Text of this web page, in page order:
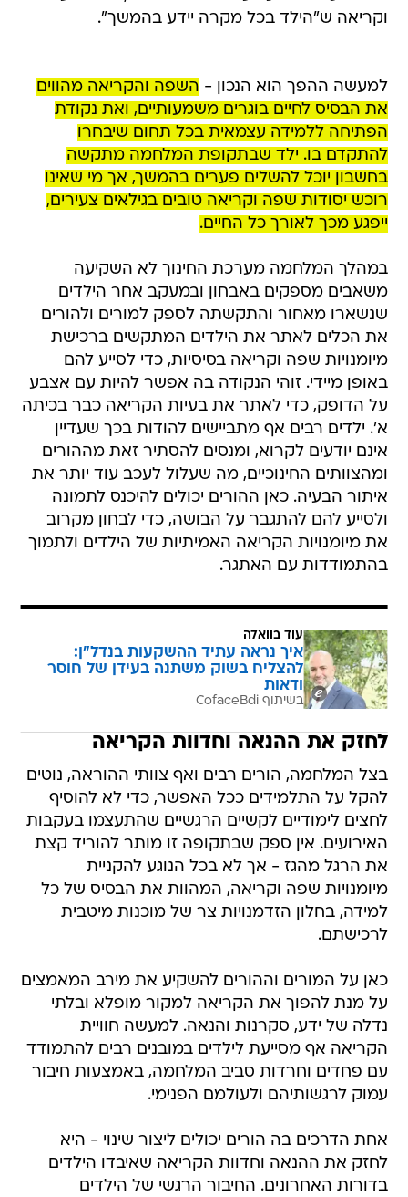
וקריאה ש"הילד בכל מקרה יידע בהמשך".
למעשה ההפך הוא הנכון - השפה והקריאה מהווים
את הבסיס לחיים בוגרים משמעותיים, ואת נקודת
הפתיחה ללמידה עצמאית בכל תחום שיבחרו
להתקדם בו. ילד שבתקופת המלחמה מתקשה
בחשבון יוכל להשלים פערים בהמשך, אך מי שאינו
רוכש יסודות שפה וקריאה טובים בגילאים צעירים,
ייפגע מכך לאורך כל החיים.
במהלך המלחמה מערכת החינוך לא השקיעה
משאבים מספקים באבחון ובמעקב אחר הילדים
שנשארו מאחור והתקשתה לספק למורים ולהורים
את הכלים לאתר את הילדים המתקשים ברכישת
מיומנויות שפה וקריאה בסיסיות, כדי לסייע להם
באופן מיידי. זוהי הנקודה בה אפשר להיות עם אצבע
על הדופק, כדי לאתר את בעיות הקריאה כבר בכיתה
א'. ילדים רבים אף מתביישים להודות בכך שעדיין
אינם יודעים לקרוא, ומנסים להסתיר זאת מההורים
ומהצוותים החינוכיים, מה שעלול לעכב עוד יותר את
איתור הבעיה. כאן ההורים יכולים להיכנס לתמונה
ולסייע להם להתגבר על הבושה, כדי לבחון מקרוב
את מיומנויות הקריאה האמיתיות של הילדים ולתמוך
בהתמודדות עם האתגר.
עוד בוואלה
איך נראה עתיד ההשקעות בנדל"ן:
להצליח בשוק משתנה בעידן של חוסר
ודאות
בשיתוף CofaceBdi
לחזק את ההנאה וחדוות הקריאה
בצל המלחמה, הורים רבים ואף צוותי ההוראה, נוטים
להקל על התלמידים ככל האפשר, כדי לא להוסיף
לחצים לימודיים לקשיים הרגשיים שהתעצמו בעקבות
האירועים. אין ספק שבתקופה זו מותר להוריד קצת
את הרגל מהגז - אך לא בכל הנוגע להקניית
מיומנויות שפה וקריאה, המהוות את הבסיס של כל
למידה, בחלון הזדמנויות צר של מוכנות מיטבית
לרכישתם.
כאן על המורים וההורים להשקיע את מירב המאמצים
על מנת להפוך את הקריאה למקור מופלא ובלתי
נדלה של ידע, סקרנות והנאה. למעשה חוויית
הקריאה אף מסייעת לילדים במובנים רבים להתמודד
עם פחדים וחרדות סביב המלחמה, באמצעות חיבור
עמוק לרגשותיהם ולעולמם הפנימי.
אחת הדרכים בה הורים יכולים ליצור שינוי - היא
לחזק את ההנאה וחדוות הקריאה שאיבדו הילדים
בדורות האחרונים. החיבור הרגשי של הילדים